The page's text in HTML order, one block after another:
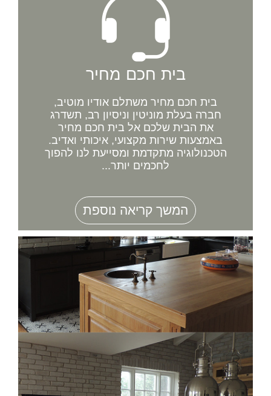
בית חכם מחיר
בית חכם מחיר משתלם אודיו מוטיב,
חברה בעלת מוניטין וניסיון רב, תשדרג
את הבית שלכם אל בית חכם מחיר
באמצעות שירות מקצועי, איכותי ואדיב.
הטכנולוגיה מתקדמת ומסייעת לנו להפוך
לחכמים יותר...
המשך קריאה נוספת